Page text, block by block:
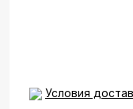
Условия